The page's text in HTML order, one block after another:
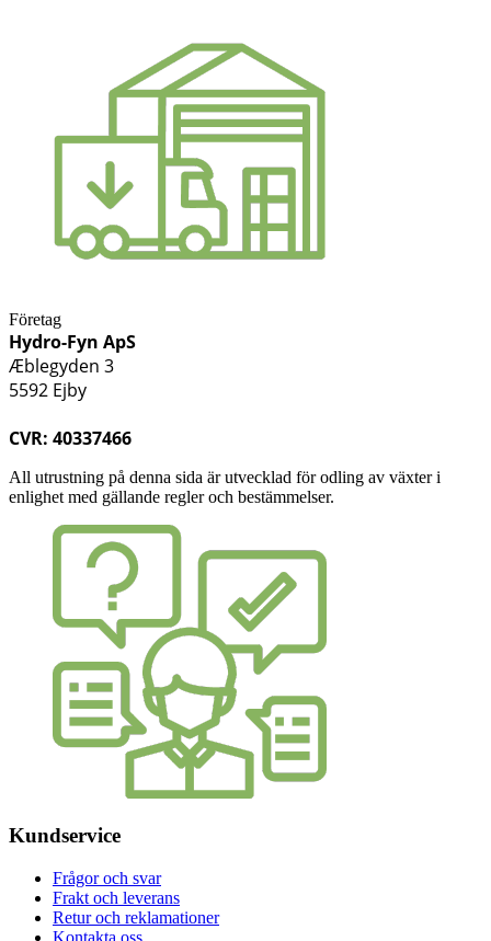
Företag
Hydro-Fyn ApS
Æblegyden 3
5592 Ejby
CVR: 40337466
All utrustning på denna sida är utvecklad för odling av växter i
enlighet med gällande regler och bestämmelser.
Kundservice
Frågor och svar
Frakt och leverans
Retur och reklamationer
Kontakta oss